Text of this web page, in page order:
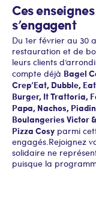
Ces
s’engagent
Du 1er février au 30
restauration et de
leurs clients
compte déjà Bagel
Crep’Eat, Dubble,
Burger, It Trattoria,
Papa, Nachos,
Boulangeries Victor
Pizza Cosy parmi
engagés.Rejoignez
solidaire ne
puisque la